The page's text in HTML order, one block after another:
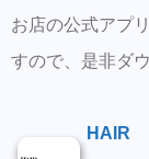
お店の公式アプ
すので、是非ダ
HAIR